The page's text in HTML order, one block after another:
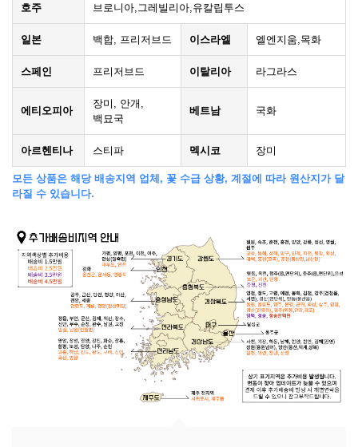
호주 브로니아,그레빌리아,유칼립투스
일본 백합, 프리저브드 이스라엘 엘엔지움,목화
스페인 프리저브드 이탈리아 라그라스
에티오피아
장미, 안개,
백묘국
베트남 국화
아르헨티나 스티파 멕시코 장미
모든 상품은 해당 배송지역 업체, 꽃 수급 상황, 계절에 따라 원산지가 달
라질 수 있습니다.